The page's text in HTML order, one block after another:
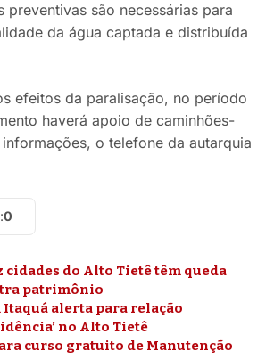
preventivas são necessárias para
da água captada e distribuída
efeitos da paralisação, no período
haverá apoio de caminhões-
o telefone da autarquia
0
cidades do Alto Tietê têm queda
patrimônio
alerta para relação
no Alto Tietê
curso gratuito de Manutenção